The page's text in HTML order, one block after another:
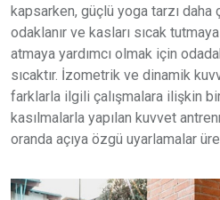
kapsarken, güçlü yoga tarzı daha
odaklanır ve kasları sıcak
atmaya yardımcı olmak için
sıcaktır. İzometrik ve dinamik
farklarla ilgili çalışmalara ilişkin
kasılmalarla yapılan kuvvet
oranda açıya özgü uyarlamalar